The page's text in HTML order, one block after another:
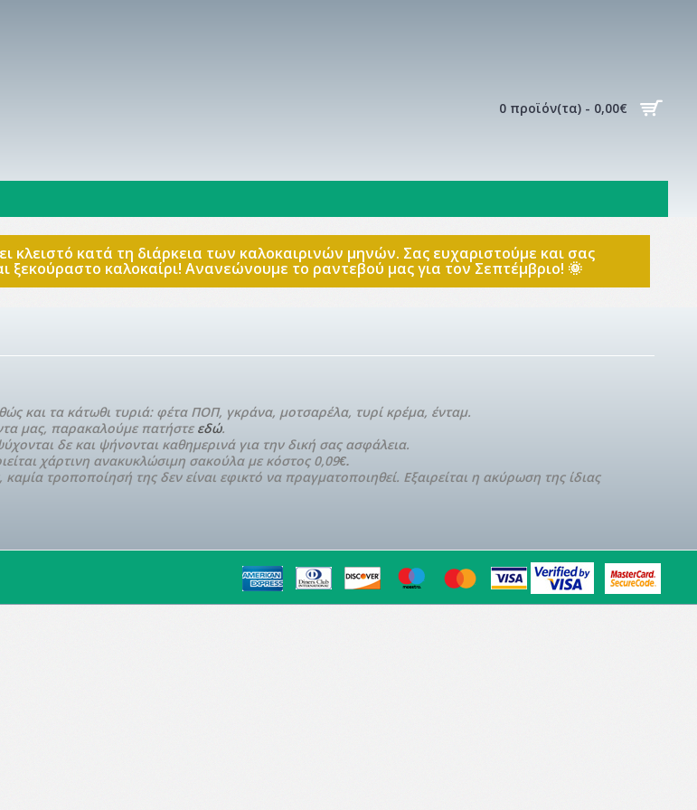
0 προϊόν(τα) - 0,00€
κλειστό κατά τη διάρκεια των καλοκαιρινών μηνών. Σας ευχαριστούμε και σας
ξεκούραστο καλοκαίρι! Ανανεώνουμε το ραντεβού μας για τον Σεπτέμβριο! 🌞
και τα κάτωθι τυριά: φέτα ΠΟΠ, γκράνα, μοτσαρέλα, τυρί κρέμα, ένταμ.
μας, παρακαλούμε πατήστε εδώ.
δε και ψήνονται καθημερινά για την δική σας ασφάλεια.
χάρτινη ανακυκλώσιμη σακούλα με κόστος 0,09€.
τροποποίησή της δεν είναι εφικτό να πραγματοποιηθεί. Εξαιρείται η ακύρωση της ίδιας